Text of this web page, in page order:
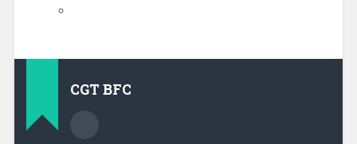
CGT BFC